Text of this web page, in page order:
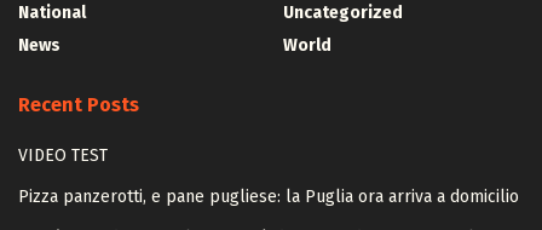
National
News
Uncategorized
World
Recent Posts
VIDEO TEST
Pizza panzerotti, e pane pugliese: la Puglia ora arriva a domicilio